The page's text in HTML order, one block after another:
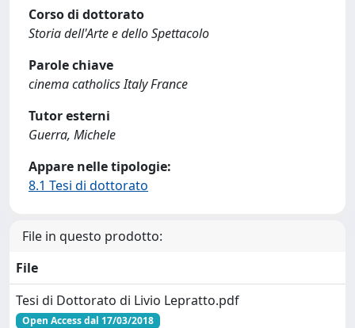
Corso di dottorato
Storia dell'Arte e dello Spettacolo
Parole chiave
cinema catholics Italy France
Tutor esterni
Guerra, Michele
Appare nelle tipologie:
8.1 Tesi di dottorato
File in questo prodotto:
File
Tesi di Dottorato di Livio Lepratto.pdf
Open Access dal 17/03/2018